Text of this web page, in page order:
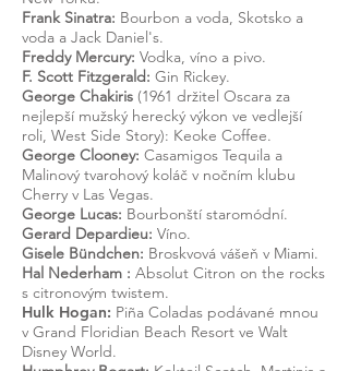
Frank Sinatra: Bourbon a voda, Skotsko a
voda a Jack Daniel's.
Freddy Mercury: Vodka, víno a pivo.
F. Scott Fitzgerald: Gin Rickey.
George Chakiris (1961 držitel Oscara za
nejlepší mužský herecký výkon ve vedlejší
roli, West Side Story): Keoke Coffee.
George Clooney: Casamigos Tequila a
Malinový tvarohový koláč v nočním klubu
Cherry v Las Vegas.
George Lucas: Bourbonští staromódní.
Gerard Depardieu: Víno.
Gisele Bündchen: Broskvová vášeň v Miami.
Hal Nederham : Absolut Citron on the rocks
s citronovým twistem.
Hulk Hogan: Piña Coladas podávané mnou
v Grand Floridian Beach Resort ve Walt
Disney World.